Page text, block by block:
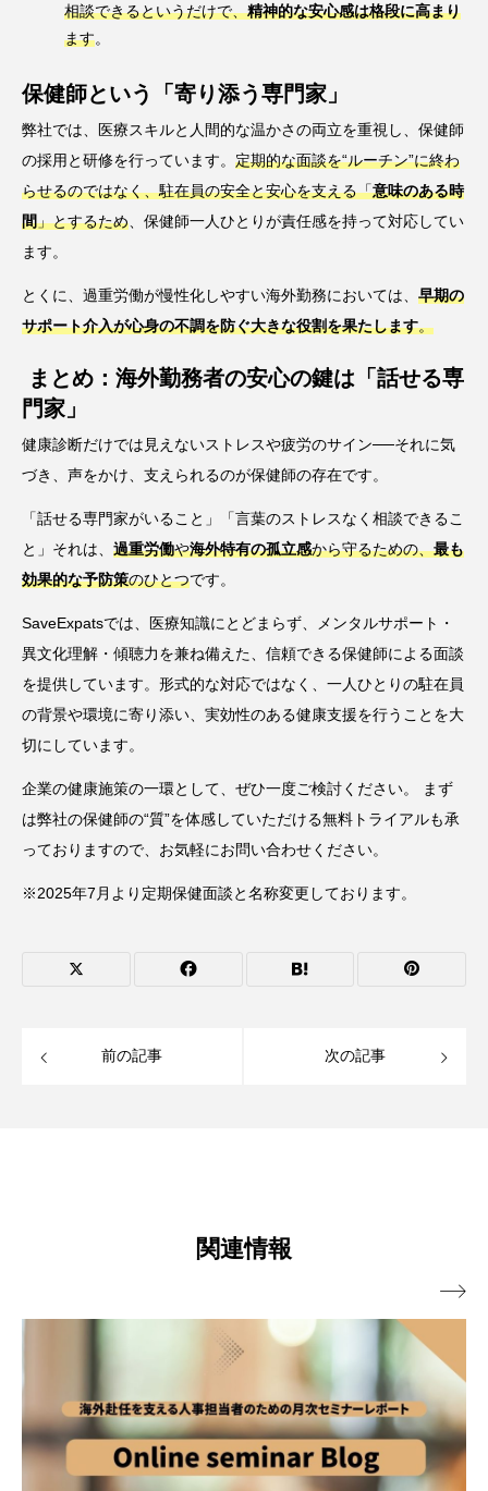
相談できるというだけで、精神的な安心感は格段に高まり
ます。
保健師という「寄り添う専門家」
弊社では、医療スキルと人間的な温かさの両立を重視し、保健師
の採用と研修を行っています。 定期的な面談を“ルーチン”に終わ
らせるのではなく、駐在員の安全と安心を支える「意味のある時
間」とするため 、保健師一人ひとりが責任感を持って対応してい
ます。
とくに、過重労働が慢性化しやすい海外勤務においては、 早期の
サポート介入が心身の不調を防ぐ大きな役割を果たします。
まとめ：海外勤務者の安心の鍵は「話せる専
門家」
健康診断だけでは見えないストレスや疲労のサイン──それに気
づき、声をかけ、支えられるのが保健師の存在です。
「話せる専門家がいること」「言葉のストレスなく相談できるこ
と」それは、 過重労働や海外特有の孤立感から守るための、最も
効果的な予防策のひとつです。
SaveExpatsでは、医療知識にとどまらず、メンタルサポート・
異文化理解・傾聴力を兼ね備えた、信頼できる保健師による面談
を提供しています。形式的な対応ではなく、一人ひとりの駐在員
の背景や環境に寄り添い、実効性のある健康支援を行うことを大
切にしています。
企業の健康施策の一環として、ぜひ一度ご検討ください。 まず
は弊社の保健師の“質”を体感していただける無料トライアルも承
っておりますので、お気軽にお問い合わせください。
※2025年7月より定期保健面談と名称変更しております。
前の記事 次の記事
関連情報
